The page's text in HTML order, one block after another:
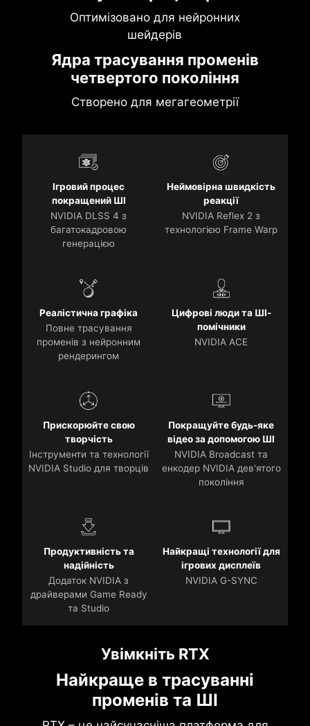
Оптимізовано для нейронних
шейдерів
Ядра трасування променів
четвертого покоління
Створено для мегагеометрії
Ігровий процес
покращений ШІ
NVIDIA DLSS 4 з
багатокадровою
генерацією
Неймовірна швидкість
реакції
NVIDIA Reflex 2 з
технологією Frame Warp
Реалістична графіка
Повне трасування
променів з нейронним
рендерингом
Цифрові люди та ШІ-
помічники
NVIDIA ACE
Прискорюйте свою
творчість
Інструменти та технології
NVIDIA Studio для творців
Покращуйте будь-яке
відео за допомогою ШІ
NVIDIA Broadcast та
енкодер NVIDIA дев'ятого
покоління
Продуктивність та
надійність
Додаток NVIDIA з
драйверами Game Ready
та Studio
Найкращі технології для
ігрових дисплеїв
NVIDIA G-SYNC
Увімкніть RTX
Найкраще в трасуванні
променів та ШІ